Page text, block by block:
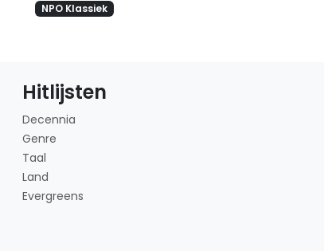
NPO Klassiek
Hitlijsten
Decennia
Genre
Taal
Land
Evergreens